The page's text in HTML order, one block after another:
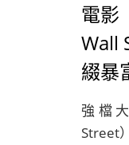
電影
Wall
綴暴
強檔
Street